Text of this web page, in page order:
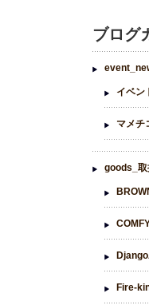
ブログ
イベン
マメチ
goods_取
Fire-